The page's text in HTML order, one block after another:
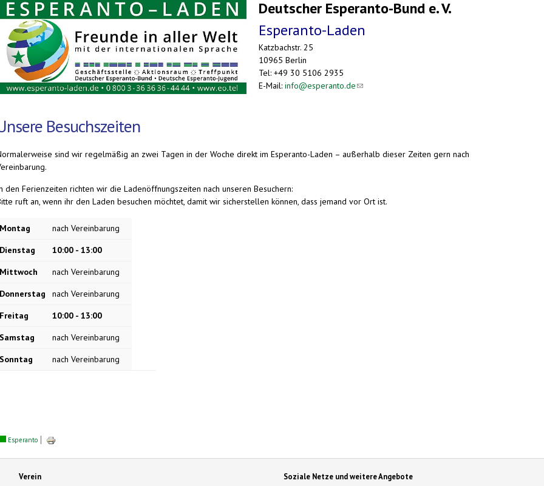
Deutscher Esperanto-Bund e. V.
Esperanto-Laden
Katzbachstr. 25
10965 Berlin
Tel: +49 30 5106 2935
E-Mail: info@esperanto.de(link sends e-mail)
Besuchszeiten
sind wir regelmäßig an zwei Tagen in der Woche direkt im Esperanto-Laden – außerhalb dieser Zeiten gern nach
den Ferienzeiten richten wir die Ladenöffnungszeiten nach unseren Besuchern:
ruft an, wenn ihr den Laden besuchen möchtet, damit wir sicherstellen können, dass jemand vor Ort ist.
Montag
nach Vereinbarung
Dienstag
10:00 - 13:00
Mittwoch
nach Vereinbarung
Donnerstag
nach Vereinbarung
Freitag
10:00 - 13:00
Samstag
nach Vereinbarung
Sonntag
nach Vereinbarung
Esperanto
Verein Soziale Netze und weitere Angebote